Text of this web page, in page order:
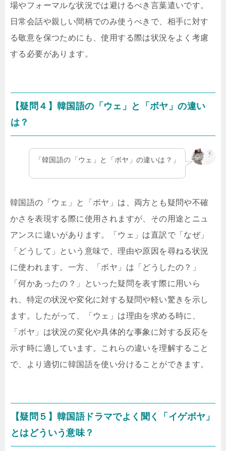
場やフォーマルな状況では避けるべき言葉遣いです。
日常会話や親しい間柄でのみ使うべきで、相手に対す
る敬意を保つためにも、使用する際は状況をよく考慮
する必要があります。
【疑問４】韓国語の「ウェ」と「ボヤ」の違い
は？
「韓国語の「ウェ」と「ボヤ」の違いは？」
韓国語の「ウェ」と「ボヤ」は、両方とも疑問や不確
かさを表現する際に使用されますが、その用途とニュ
アンスに違いがあります。「ウェ」は直訳で「なぜ」
「どうして」という意味で、理由や原因を尋ねる状況
に使われます。一方、「ボヤ」は「どうしたの？」
「何かあったの？」といった疑問を表す際に用いら
れ、特定の状況や変化に対する疑問や軽い驚きを示し
ます。したがって、「ウェ」は理由を求める時に、
「ボヤ」は状況の変化や具体的な事象に対する反応を
示す時に適しています。これらの違いを理解すること
で、より適切に韓国語を使い分けることができます。
【疑問５】韓国語ドラマでよく聞く「イゲボヤ」
とはどういう意味？